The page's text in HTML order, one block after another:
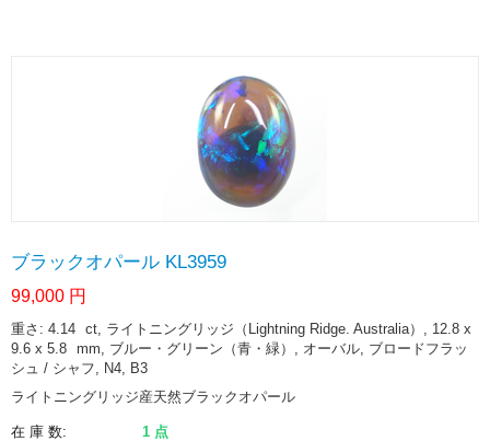
ブラックオパール KL3959
99,000 円
重さ: 4.14 ct, ライトニングリッジ（Lightning Ridge. Australia）, 12.8 x
9.6 x 5.8 mm, ブルー・グリーン（青・緑）, オーバル, ブロードフラッ
シュ / シャフ, N4, B3
ライトニングリッジ産天然ブラックオパール
在 庫 数: 1 点